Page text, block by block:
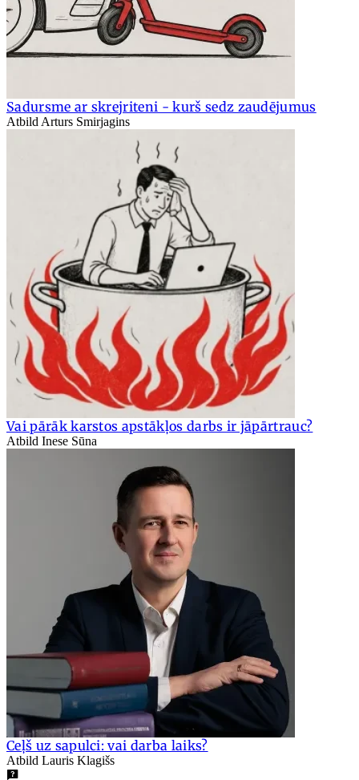
Sadursme ar skrejriteni - kurš sedz zaudējumus
Atbild Arturs Smirjagins
Vai pārāk karstos apstākļos darbs ir jāpārtrauc?
Atbild Inese Sūna
Ceļš uz sapulci: vai darba laiks?
Atbild Lauris Klagišs